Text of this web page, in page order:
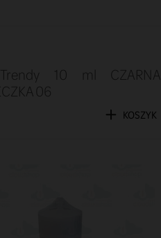
10 ml CZARNA
06
KOSZYK